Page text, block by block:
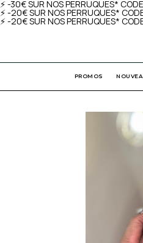
⚡️ -30€ SUR NOS PERRUQUES*
⚡️ -20€ SUR NOS PERRUQUES*
⚡️ -20€ SUR NOS PERRUQUES*
PROMOS